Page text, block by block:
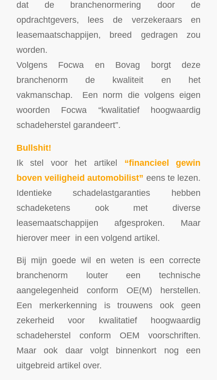
dat de branchenormering door de
opdrachtgevers, lees de verzekeraars en
leasemaatschappijen, breed gedragen zou
worden.
Volgens Focwa en Bovag borgt deze
branchenorm de kwaliteit en het
vakmanschap. Een norm die volgens eigen
woorden Focwa “kwalitatief hoogwaardig
schadeherstel garandeert”.
Bullshit!
Ik stel voor het artikel “financieel gewin
boven veiligheid automobilist” eens te lezen.
Identieke schadelastgaranties hebben
schadeketens ook met diverse
leasemaatschappijen afgesproken. Maar
hierover meer in een volgend artikel.
Bij mijn goede wil en weten is een correcte
branchenorm louter een technische
aangelegenheid conform OE(M) herstellen.
Een merkerkenning is trouwens ook geen
zekerheid voor kwalitatief hoogwaardig
schadeherstel conform OEM voorschriften.
Maar ook daar volgt binnenkort nog een
uitgebreid artikel over.